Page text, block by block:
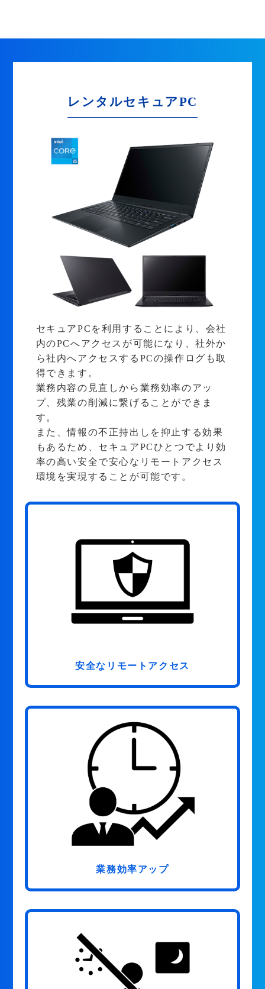
レンタルセキュアPC
セキュアPCを利用することにより、会社
内のPCへアクセスが可能になり、社外か
ら社内へアクセスするPCの操作ログも取
得できます。
業務内容の見直しから業務効率のアッ
プ、残業の削減に繋げることができま
す。
また、情報の不正持出しを抑止する効果
もあるため、セキュアPCひとつでより効
率の高い安全で安心なリモートアクセス
環境を実現することが可能です。
安全なリモートアクセス
業務効率アップ